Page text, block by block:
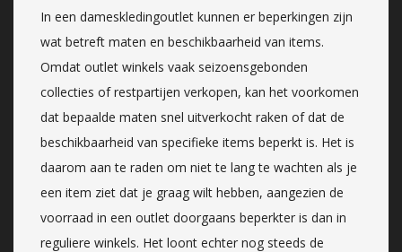
In een dameskledingoutlet kunnen er beperkingen zijn
wat betreft maten en beschikbaarheid van items.
Omdat outlet winkels vaak seizoensgebonden
collecties of restpartijen verkopen, kan het voorkomen
dat bepaalde maten snel uitverkocht raken of dat de
beschikbaarheid van specifieke items beperkt is. Het is
daarom aan te raden om niet te lang te wachten als je
een item ziet dat je graag wilt hebben, aangezien de
voorraad in een outlet doorgaans beperkter is dan in
reguliere winkels. Het loont echter nog steeds de